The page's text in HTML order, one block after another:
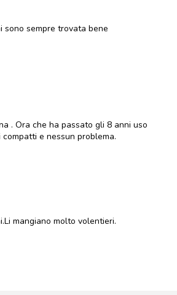
sono sempre trovata bene
. Ora che ha passato gli 8 anni uso
e nessun problema.
mangiano molto volentieri.